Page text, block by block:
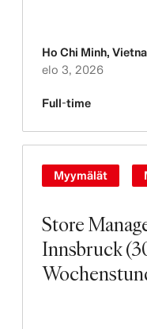
Ho Chi Minh,
elo 3, 2026
Full-time
Store
Innsbruck
Myymälät